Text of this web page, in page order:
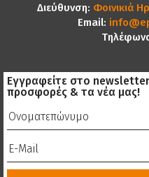
Διεύθυνση: Φοινικιά
Email:
Εγγραφείτε στο
προσφορές & τα νέα μας!